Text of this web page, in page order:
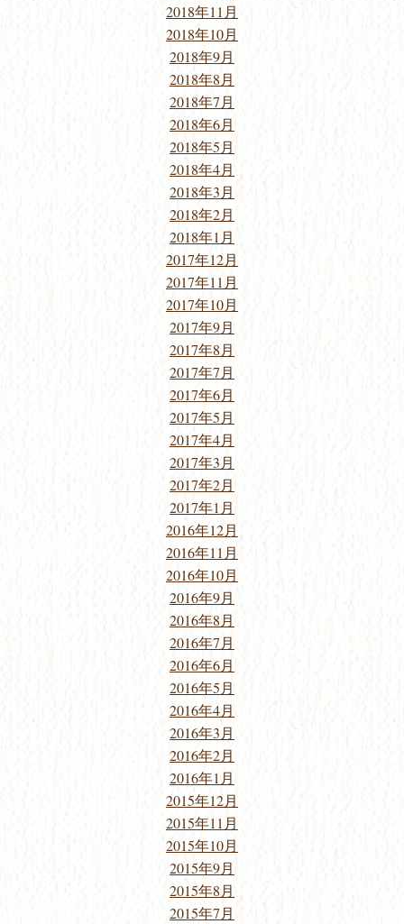
2018年11月
2018年10月
2018年9月
2018年8月
2018年7月
2018年6月
2018年5月
2018年4月
2018年3月
2018年2月
2018年1月
2017年12月
2017年11月
2017年10月
2017年9月
2017年8月
2017年7月
2017年6月
2017年5月
2017年4月
2017年3月
2017年2月
2017年1月
2016年12月
2016年11月
2016年10月
2016年9月
2016年8月
2016年7月
2016年6月
2016年5月
2016年4月
2016年3月
2016年2月
2016年1月
2015年12月
2015年11月
2015年10月
2015年9月
2015年8月
2015年7月